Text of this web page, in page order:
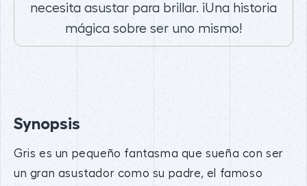
necesita asustar para brillar. ¡Una historia
mágica sobre ser uno mismo!
Synopsis
Gris es un pequeño fantasma que sueña con ser
un gran asustador como su padre, el famoso